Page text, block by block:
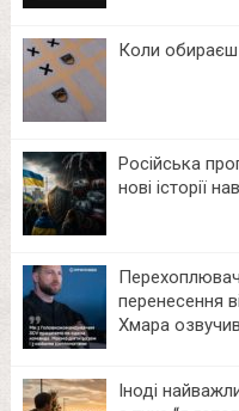
Коли
Російська
нові історії
перенесення
Хмара
Іноді